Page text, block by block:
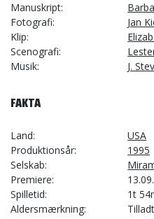
Manuskript
Fotografi
Jan
Klip
Scenografi
Musik
J.
FAKTA
Land
USA
Produktionsår
1995
Selskab
Premiere
Spilletid
1t
Aldersmærkning